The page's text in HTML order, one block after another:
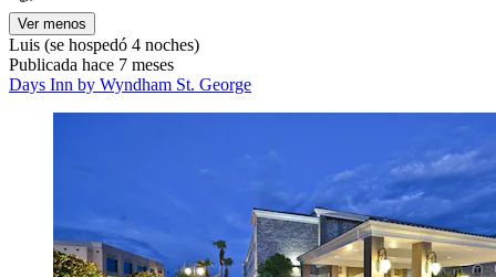
Ver menos
Luis (se hospedó 4 noches)
Publicada hace 7 meses
Days Inn by Wyndham St. George